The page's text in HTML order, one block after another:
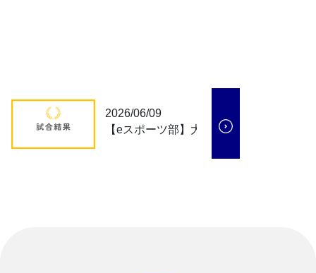
2026/06/09
【eスポーツ部】大会結果